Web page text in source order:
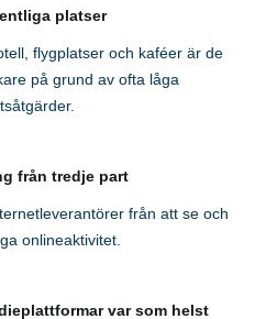
platser
flygplatser och kaféer är de
på grund av ofta låga
från tredje part
från att se och
onlineaktivitet.
var som helst